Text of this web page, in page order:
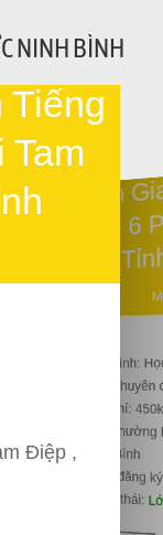
NINH BÌNH
Tiếng
Tam
Điệp ,
Tìm
Lớp
Loại hình:
Lớp,
Học phí:
ĐC:
Ninh Bình
Ngày đăng
Trạng thái: